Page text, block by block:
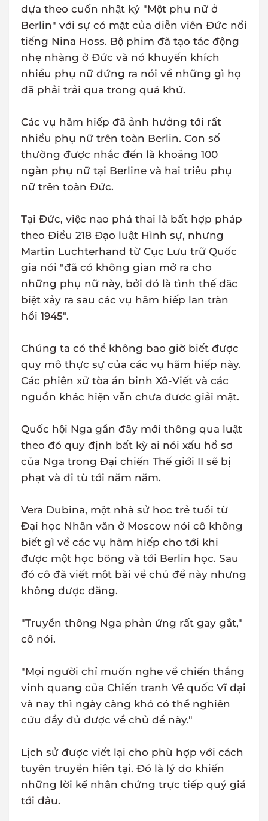
dựa theo cuốn nhật ký "Một phụ nữ ở
Berlin" với sự có mặt của diễn viên Đức nổi
tiếng Nina Hoss. Bộ phim đã tạo tác động
nhẹ nhàng ở Đức và nó khuyến khích
nhiều phụ nữ đứng ra nói về những gì họ
đã phải trải qua trong quá khứ.
Các vụ hãm hiếp đã ảnh hưởng tới rất
nhiều phụ nữ trên toàn Berlin. Con số
thường được nhắc đến là khoảng 100
ngàn phụ nữ tại Berline và hai triệu phụ
nữ trên toàn Đức.
Tại Đức, việc nạo phá thai là bất hợp pháp
theo Điều 218 Đạo luật Hình sự, nhưng
Martin Luchterhand từ Cục Lưu trữ Quốc
gia nói "đã có không gian mở ra cho
những phụ nữ này, bởi đó là tình thế đặc
biệt xảy ra sau các vụ hãm hiếp lan tràn
hồi 1945".
Chúng ta có thể không bao giờ biết được
quy mô thực sự của các vụ hãm hiếp này.
Các phiên xử tòa án binh Xô-Viết và các
nguồn khác hiện vẫn chưa được giải mật.
Quốc hội Nga gần đây mới thông qua luật
theo đó quy định bất kỳ ai nói xấu hồ sơ
của Nga trong Đại chiến Thế giới II sẽ bị
phạt và đi tù tới năm năm.
Vera Dubina, một nhà sử học trẻ tuổi từ
Đại học Nhân văn ở Moscow nói cô không
biết gì về các vụ hãm hiếp cho tới khi
được một học bổng và tới Berlin học. Sau
đó cô đã viết một bài về chủ đề này nhưng
không được đăng.
"Truyền thông Nga phản ứng rất gay gắt,"
cô nói.
"Mọi người chỉ muốn nghe về chiến thắng
vinh quang của Chiến tranh Vệ quốc Vĩ đại
và nay thì ngày càng khó có thể nghiên
cứu đầy đủ được về chủ đề này."
Lịch sử được viết lại cho phù hợp với cách
tuyên truyền hiện tại. Đó là lý do khiến
những lời kể nhân chứng trực tiếp quý giá
tới đâu.